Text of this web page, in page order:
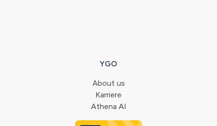
YGO
About us
Karriere
Athena AI